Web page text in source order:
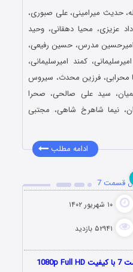
حدیث میرامینی، علی صبوری،
عزیزی، محیا دهقانی، وحید
امیرحسین مدرس، حسین رفیعی،
کمند امیرسلیمانی،
محرابی، فرزین محدث، سیروس
سید علی صالحی، صحرا
نیما شاهرخ شاهی، مجتبی
ادامه مطلب
قسمت 7
۱۰ شهریور ۱۴۰۲
۵۲۹۴۱ بازدید
دانلود سریال ضد فصل اول قسمت 7 با کیفیت 1080p Full HD